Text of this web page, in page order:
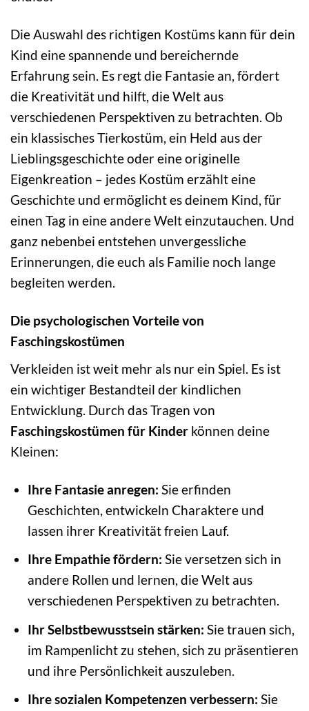
Die Auswahl des richtigen Kostüms kann für dein
Kind eine spannende und bereichernde
Erfahrung sein. Es regt die Fantasie an, fördert
die Kreativität und hilft, die Welt aus
verschiedenen Perspektiven zu betrachten. Ob
ein klassisches Tierkostüm, ein Held aus der
Lieblingsgeschichte oder eine originelle
Eigenkreation – jedes Kostüm erzählt eine
Geschichte und ermöglicht es deinem Kind, für
einen Tag in eine andere Welt einzutauchen. Und
ganz nebenbei entstehen unvergessliche
Erinnerungen, die euch als Familie noch lange
begleiten werden.
Die psychologischen Vorteile von
Faschingskostümen
Verkleiden ist weit mehr als nur ein Spiel. Es ist
ein wichtiger Bestandteil der kindlichen
Entwicklung. Durch das Tragen von
Faschingskostümen für Kinder können deine
Kleinen:
Ihre Fantasie anregen: Sie erfinden
Geschichten, entwickeln Charaktere und
lassen ihrer Kreativität freien Lauf.
Ihre Empathie fördern: Sie versetzen sich in
andere Rollen und lernen, die Welt aus
verschiedenen Perspektiven zu betrachten.
Ihr Selbstbewusstsein stärken: Sie trauen sich,
im Rampenlicht zu stehen, sich zu präsentieren
und ihre Persönlichkeit auszuleben.
Ihre sozialen Kompetenzen verbessern: Sie